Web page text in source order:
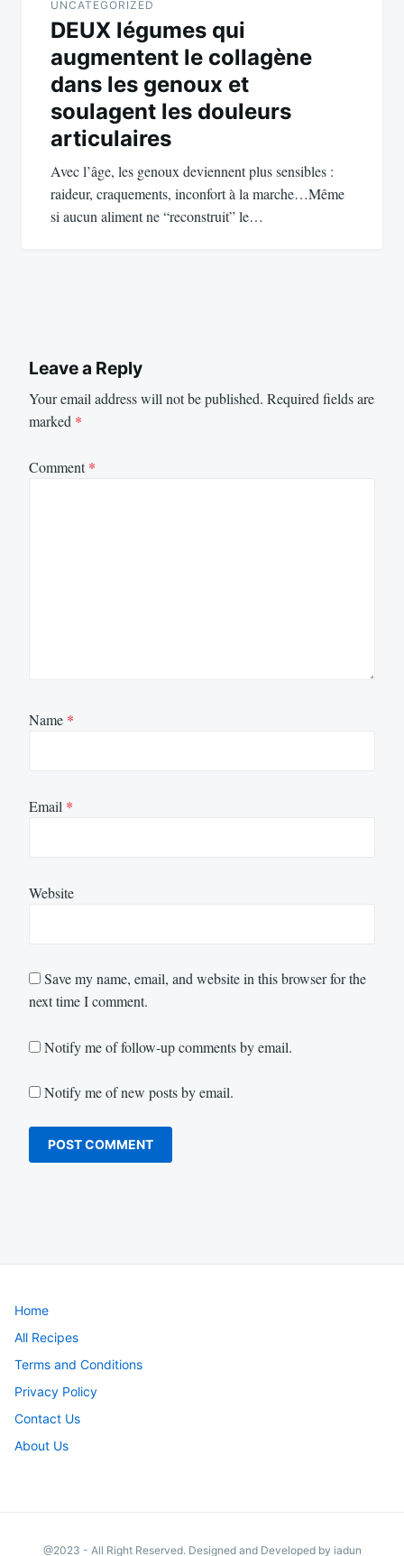
UNCATEGORIZED
DEUX légumes qui
augmentent le collagène
dans les genoux et
soulagent les douleurs
articulaires
Avec l’âge, les genoux deviennent plus sensibles :
raideur, craquements, inconfort à la marche…Même
si aucun aliment ne “reconstruit” le…
Leave a Reply
Your email address will not be published. Required fields are
marked *
Comment*
Name *
Email *
Website
Save my name, email, and website in this browser for the
next time I comment.
Notify me of follow-up comments by email.
Notify me of new posts by email.
Home
All Recipes
Terms and Conditions
Privacy Policy
Contact Us
About Us
@2023 - All Right Reserved. Designed and Developed by iadun